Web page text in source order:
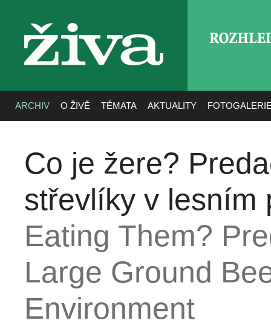
živa
ARCHIV O ŽIVĚ TÉMATA AKTUALITY
Co je žere?
střevlíky v
Eating Them?
Large Ground
Environment